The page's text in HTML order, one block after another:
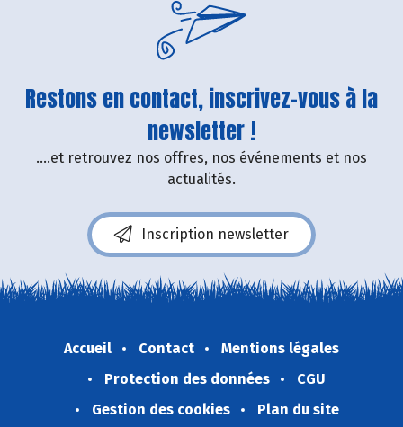
Restons en contact, inscrivez-vous à la
newsletter !
....et retrouvez nos offres, nos événements et nos
actualités.
Inscription newsletter
Accueil Contact
Mentions légales
Protection des données
CGU
Gestion des cookies
Plan du site